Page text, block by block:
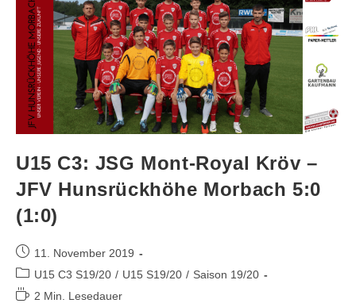
U15 C3: JSG Mont-Royal Kröv –
JFV Hunsrückhöhe Morbach 5:0
(1:0)
11. November 2019
U15 C3 S19/20 / U15 S19/20 / Saison 19/20
2 Min. Lesedauer